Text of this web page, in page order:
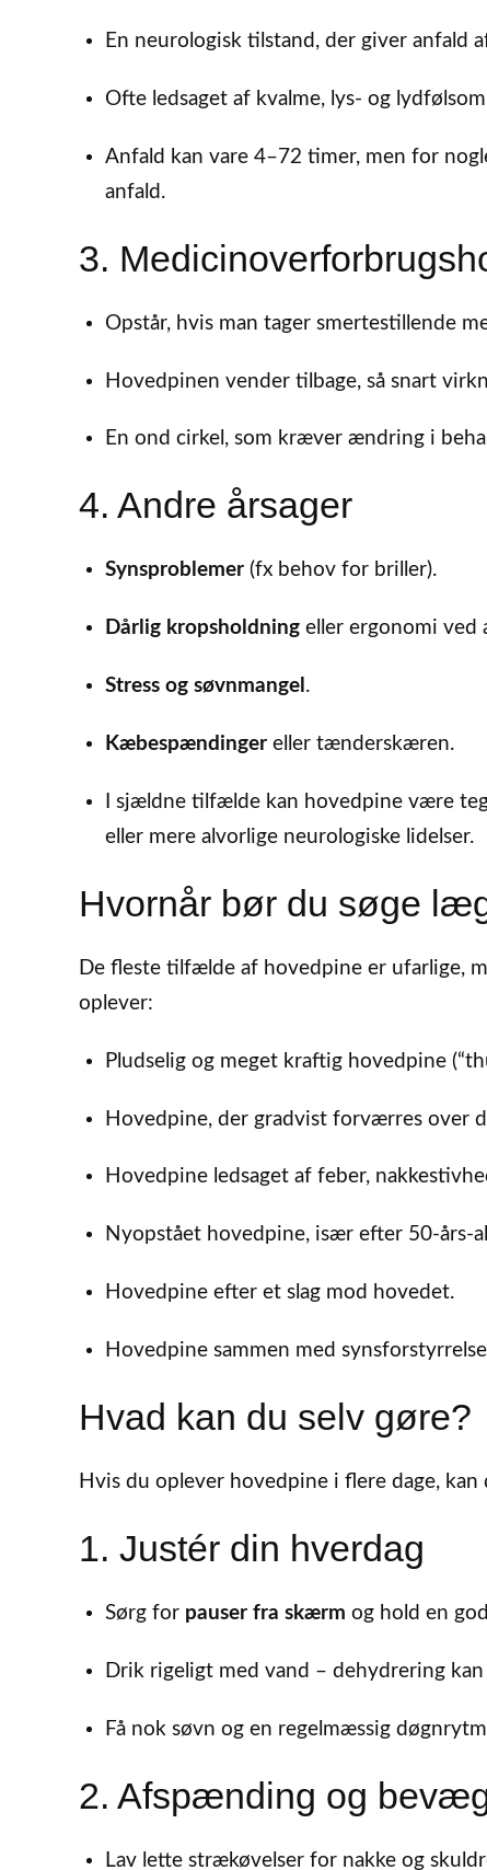
En neurologisk tilstand, der giver anfald
Ofte ledsaget af kvalme, lys- og
Anfald kan vare 4–72 timer, men for
anfald.
3.
Opstår, hvis man tager smertestillende
Hovedpinen vender tilbage, så snart
En ond cirkel, som kræver ændring i
4. Andre årsager
Synsproblemer(fx behov for briller).
Dårlig kropsholdningeller ergonomi ved
Stress og søvnmangel .
Kæbespændingereller tænderskæren.
I sjældne tilfælde kan hovedpine være
eller mere alvorlige neurologiske lidelser.
Hvornår bør du søge
De fleste tilfælde af hovedpine er ufarlige,
oplever:
Pludselig og meget kraftig hovedpine
Hovedpine, der gradvist forværres over
Hovedpine ledsaget af feber,
Nyopstået hovedpine, især efter 50-års-
Hovedpine efter et slag mod hovedet.
Hovedpine sammen med
Hvad kan du selv gøre?
Hvis du oplever hovedpine i flere dage,
1. Justér din hverdag
Sørg for pauser fra skærm og hold en
Drik rigeligt med vand – dehydrering
Få nok søvn og en regelmæssig
2. Afspænding og
Lav lette strækøvelser for nakke og